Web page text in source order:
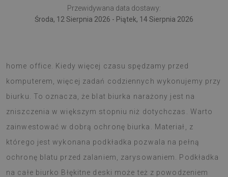
Przewidywana data dostawy:
Środa, 12 Sierpnia 2026 - Piątek, 14 Sierpnia 2026
home office. Kiedy więcej czasu spędzamy przed
komputerem, więcej zadań codziennych wykonujemy przy
biurku. To oznacza, że blat biurka narażony jest na
zniszczenia w większym stopniu niż dotychczas. Warto
zainwestować w dobrą ochronę biurka. Materiał, z
którego jest wykonana podkładka pozwala na pełną
ochronę blatu przed zalaniem, zarysowaniem. Podkładka
na całe biurko Błękitne deski może też z powodzeniem